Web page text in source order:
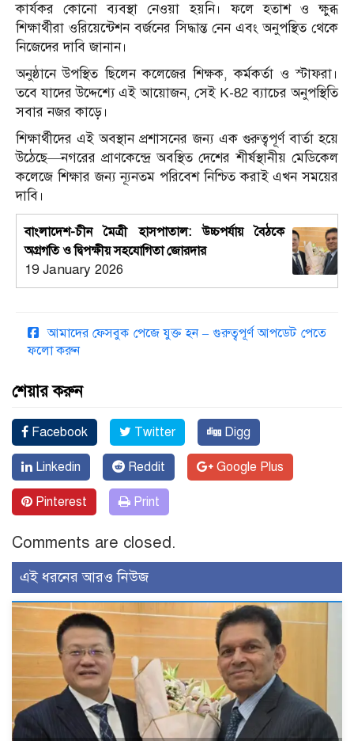
কার্যকর কোনো ব্যবস্থা নেওয়া হয়নি। ফলে হতাশ ও ক্ষুব্ধ
শিক্ষার্থীরা ওরিয়েন্টেশন বর্জনের সিদ্ধান্ত নেন এবং অনুপস্থিত থেকে
নিজেদের দাবি জানান।
অনুষ্ঠানে উপস্থিত ছিলেন কলেজের শিক্ষক, কর্মকর্তা ও স্টাফরা।
তবে যাদের উদ্দেশ্যে এই আয়োজন, সেই K-82 ব্যাচের অনুপস্থিতি
সবার নজর কাড়ে।
শিক্ষার্থীদের এই অবস্থান প্রশাসনের জন্য এক গুরুত্বপূর্ণ বার্তা হয়ে
উঠেছে—নগরের প্রাণকেন্দ্রে অবস্থিত দেশের শীর্ষস্থানীয় মেডিকেল
কলেজে শিক্ষার জন্য ন্যূনতম পরিবেশ নিশ্চিত করাই এখন সময়ের
দাবি।
বাংলাদেশ-চীন মৈত্রী হাসপাতাল: উচ্চপর্যায় বৈঠকে
অগ্রগতি ও দ্বিপক্ষীয় সহযোগিতা জোরদার
19 January 2026
আমাদের ফেসবুক পেজে যুক্ত হন – গুরুত্বপূর্ণ আপডেট পেতে
ফলো করুন
শেয়ার করুন
Facebook Twitter Digg
Linkedin Reddit Google Plus
Pinterest Print
Comments are closed.
এই ধরনের আরও নিউজ